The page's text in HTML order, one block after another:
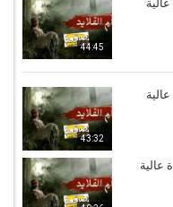
44:45
43:32